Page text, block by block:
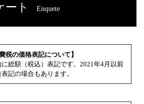
ート Enquete
費税の価格表記について】
総額（税込）表記です。2021年4月以前
記の場合もあります。